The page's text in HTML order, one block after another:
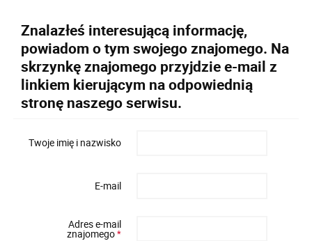
Znalazłeś interesującą informację,
powiadom o tym swojego znajomego. Na
skrzynkę znajomego przyjdzie e-mail z
linkiem kierującym na odpowiednią
stronę naszego serwisu.
Twoje imię i nazwisko
E-mail
Adres e-mail
znajomego*